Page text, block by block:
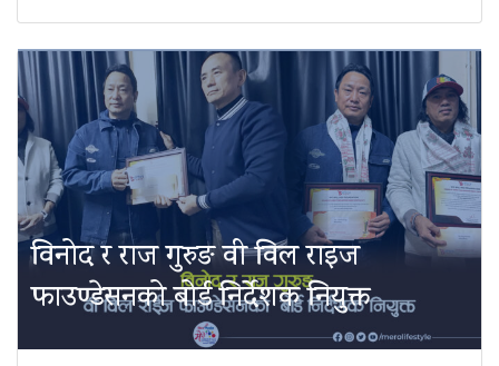
विनोद र राज गुरुङ वी विल राइज
फाउण्डेसनको बोर्ड निर्देशक नियुक्त